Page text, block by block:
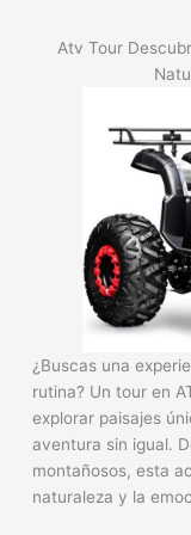
Atv Tour
¿Buscas una
rutina? Un tour en
explorar paisajes
aventura sin igual.
montañosos, esta
naturaleza y la